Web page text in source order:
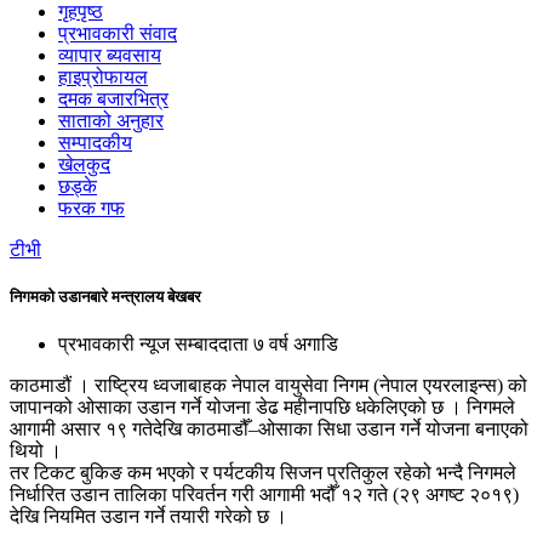
गृहपृष्ठ
प्रभावकारी संवाद
व्यापार ब्यवसाय
हाइप्रोफायल
दमक बजारभित्र
साताको अनुहार
सम्पादकीय
खेलकुद
छड्के
फरक गफ
टीभी
निगमको उडानबारे मन्त्रालय बेखबर
प्रभावकारी न्यूज सम्बाददाता ७ वर्ष अगाडि
काठमाडौं । राष्ट्रिय ध्वजाबाहक नेपाल वायुसेवा निगम (नेपाल एयरलाइन्स) को
जापानको ओसाका उडान गर्ने योजना डेढ महीनापछि धकेलिएको छ । निगमले
आगामी असार १९ गतेदेखि काठमाडौँ–ओसाका सिधा उडान गर्ने योजना बनाएको
थियो ।
तर टिकट बुकिङ कम भएको र पर्यटकीय सिजन प्रतिकुल रहेको भन्दै निगमले
निर्धारित उडान तालिका परिवर्तन गरी आगामी भदौँ १२ गते (२९ अगष्ट २०१९)
देखि नियमित उडान गर्ने तयारी गरेको छ ।